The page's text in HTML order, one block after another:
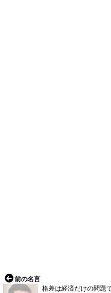
前の名言
格差は経済だけの問題